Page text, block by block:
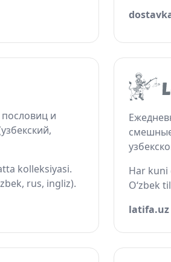
и
kolleksiyasi.
rus, ingliz).
Har kuni
O‘zbek
latifa.uz